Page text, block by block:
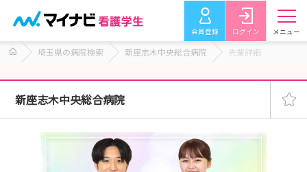
会員登録 ログイン メニュー
埼玉県の病院検索 新座志木中央総合病院 先輩詳細
新座志木中央総合病院